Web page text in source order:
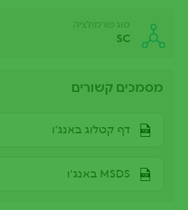
סוג פורמולציה
SC
מסמכים קשורים
דף קטלוג באנג'ו
MSDS באנג'ו